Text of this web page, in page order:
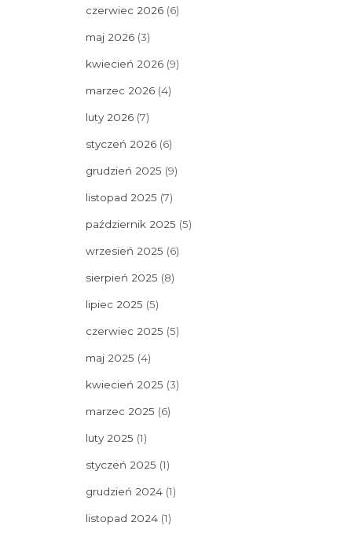
czerwiec 2026 (6)
maj 2026 (3)
kwiecień 2026 (9)
marzec 2026 (4)
luty 2026 (7)
styczeń 2026 (6)
grudzień 2025 (9)
listopad 2025 (7)
październik 2025 (5)
wrzesień 2025 (6)
sierpień 2025 (8)
lipiec 2025 (5)
czerwiec 2025 (5)
maj 2025 (4)
kwiecień 2025 (3)
marzec 2025 (6)
luty 2025 (1)
styczeń 2025 (1)
grudzień 2024 (1)
listopad 2024 (1)